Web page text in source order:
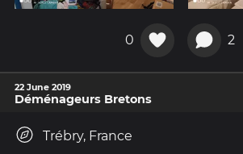
0 2
22 June 2019
Déménageurs Bretons
Trébry, France